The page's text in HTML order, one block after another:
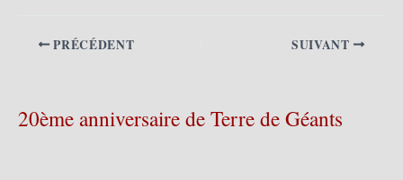
PRÉCÉDENT SUIVANT
20ème anniversaire de Terre de Géants